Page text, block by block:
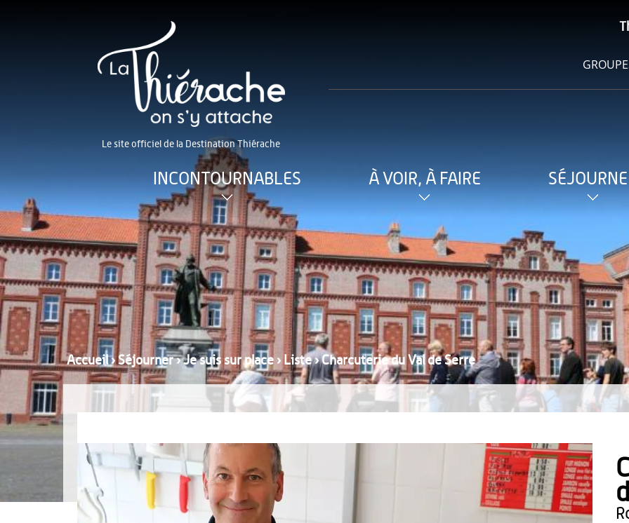
Le site officiel de la Destination Thiérache
INCONTOURNABLES À VOIR, À FAIRE
Accueil› Séjourner›Je suis sur place › Liste›Charcuterie du Val de Serre